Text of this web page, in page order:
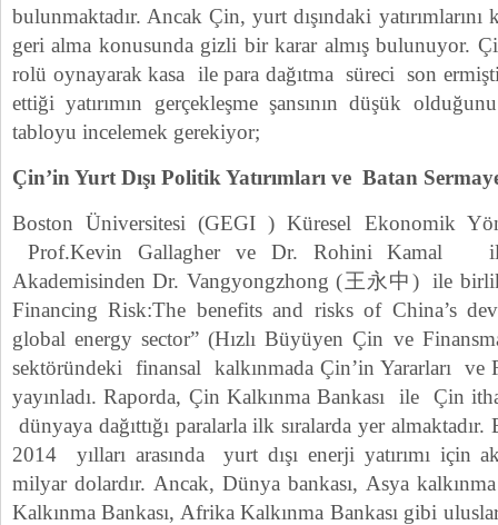
bulunmaktadır. Ancak Çin, yurt dışındaki yatırımlarını
geri alma konusunda gizli bir karar almış bulunuyor.
rolü oynayarak kasa ile para dağıtma süreci son
ettiği yatırımın gerçekleşme şansının düşük
tabloyu incelemek gerekiyor;
Çin’in Yurt Dışı Politik Yatırımları ve Batan
Boston Üniversitesi (GEGI ) Küresel Ekonomik
Prof.Kevin Gallagher ve Dr. Rohini Kamal
Akademisinden Dr. Vangyongzhong (王永中) ile
Financing Risk:The benefits and risks of China’s
global energy sector” (Hızlı Büyüyen Çin ve
sektöründeki finansal kalkınmada Çin’in Yararları ve
yayınladı. Raporda, Çin Kalkınma Bankası ile Çin
dünyaya dağıttığı paralarla ilk sıralarda yer
2014 yılları arasında yurt dışı enerji yatırımı için
milyar dolardır. Ancak, Dünya bankası, Asya
Kalkınma Bankası, Afrika Kalkınma Bankası gibi